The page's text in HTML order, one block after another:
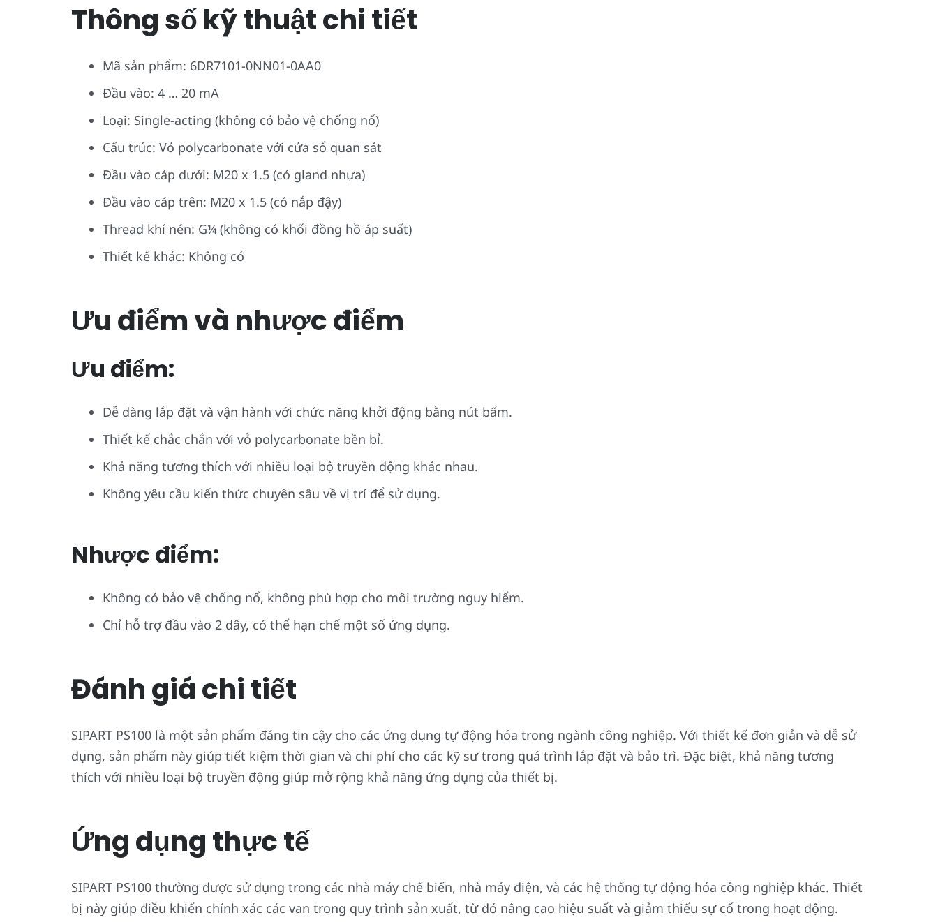
Thông số kỹ thuật chi tiết
Mã sản phẩm: 6DR7101-0NN01-0AA0
Đầu vào: 4 … 20 mA
Loại: Single-acting (không có bảo vệ chống nổ)
Cấu trúc: Vỏ polycarbonate với cửa sổ quan sát
Đầu vào cáp dưới: M20 x 1.5 (có gland nhựa)
Đầu vào cáp trên: M20 x 1.5 (có nắp đậy)
Thread khí nén: G¼ (không có khối đồng hồ áp suất)
Thiết kế khác: Không có
Ưu điểm và nhược điểm
Ưu điểm:
Dễ dàng lắp đặt và vận hành với chức năng khởi động bằng nút bấm.
Thiết kế chắc chắn với vỏ polycarbonate bền bỉ.
Khả năng tương thích với nhiều loại bộ truyền động khác nhau.
Không yêu cầu kiến thức chuyên sâu về vị trí để sử dụng.
Nhược điểm:
Không có bảo vệ chống nổ, không phù hợp cho môi trường nguy hiểm.
Chỉ hỗ trợ đầu vào 2 dây, có thể hạn chế một số ứng dụng.
Đánh giá chi tiết
SIPART PS100 là một sản phẩm đáng tin cậy cho các ứng dụng tự động hóa trong ngành công nghiệp. Với thiết kế đơn giản và dễ sử
dụng, sản phẩm này giúp tiết kiệm thời gian và chi phí cho các kỹ sư trong quá trình lắp đặt và bảo trì. Đặc biệt, khả năng tương
thích với nhiều loại bộ truyền động giúp mở rộng khả năng ứng dụng của thiết bị.
Ứng dụng thực tế
SIPART PS100 thường được sử dụng trong các nhà máy chế biến, nhà máy điện, và các hệ thống tự động hóa công nghiệp khác. Thiết
bị này giúp điều khiển chính xác các van trong quy trình sản xuất, từ đó nâng cao hiệu suất và giảm thiểu sự cố trong hoạt động.